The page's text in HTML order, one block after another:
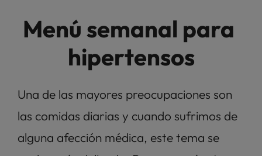
Menú semanal para
hipertensos
Una de las mayores preocupaciones son
las comidas diarias y cuando sufrimos de
alguna afección médica, este tema se